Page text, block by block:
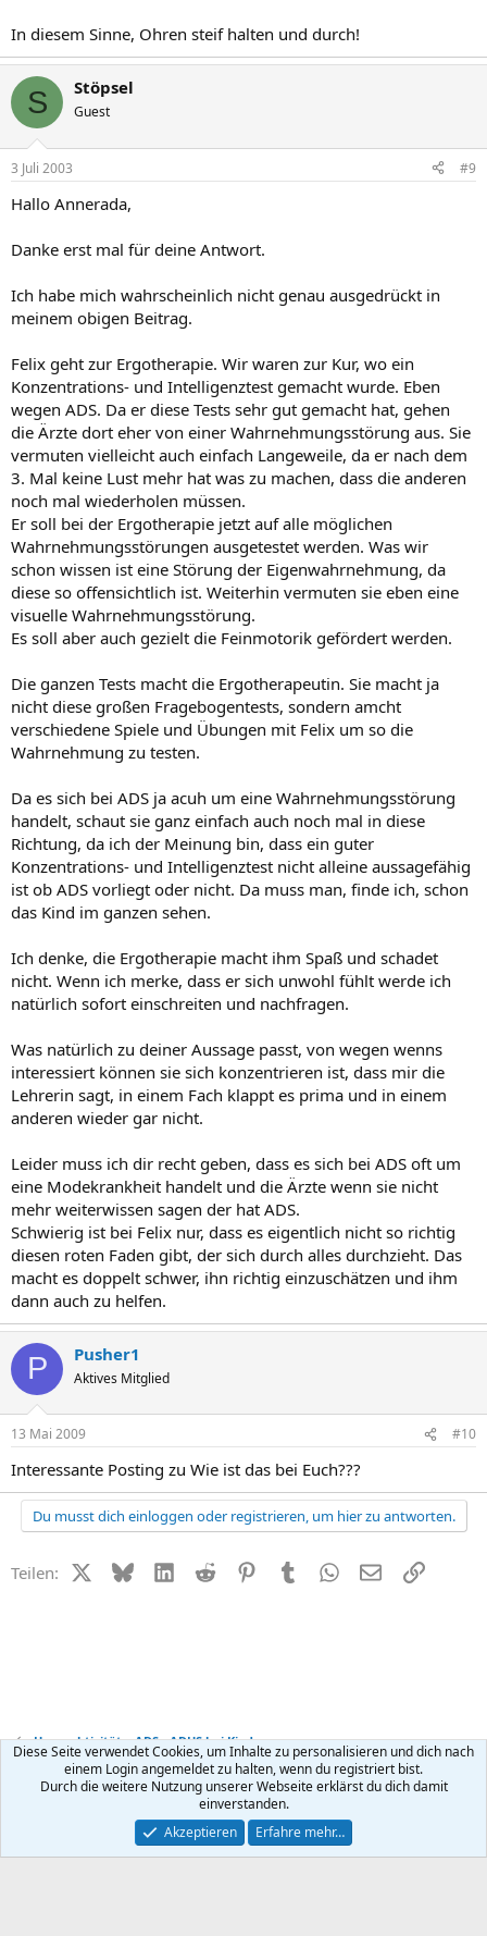
In diesem Sinne, Ohren steif halten und durch!
S Stöpsel
Guest
3 Juli 2003 #9
Hallo Annerada,
Danke erst mal für deine Antwort.
Ich habe mich wahrscheinlich nicht genau ausgedrückt in
meinem obigen Beitrag.
Felix geht zur Ergotherapie. Wir waren zur Kur, wo ein
Konzentrations- und Intelligenztest gemacht wurde. Eben
wegen ADS. Da er diese Tests sehr gut gemacht hat, gehen
die Ärzte dort eher von einer Wahrnehmungsstörung aus. Sie
vermuten vielleicht auch einfach Langeweile, da er nach dem
3. Mal keine Lust mehr hat was zu machen, dass die anderen
noch mal wiederholen müssen.
Er soll bei der Ergotherapie jetzt auf alle möglichen
Wahrnehmungsstörungen ausgetestet werden. Was wir
schon wissen ist eine Störung der Eigenwahrnehmung, da
diese so offensichtlich ist. Weiterhin vermuten sie eben eine
visuelle Wahrnehmungsstörung.
Es soll aber auch gezielt die Feinmotorik gefördert werden.
Die ganzen Tests macht die Ergotherapeutin. Sie macht ja
nicht diese großen Fragebogentests, sondern amcht
verschiedene Spiele und Übungen mit Felix um so die
Wahrnehmung zu testen.
Da es sich bei ADS ja acuh um eine Wahrnehmungsstörung
handelt, schaut sie ganz einfach auch noch mal in diese
Richtung, da ich der Meinung bin, dass ein guter
Konzentrations- und Intelligenztest nicht alleine aussagefähig
ist ob ADS vorliegt oder nicht. Da muss man, finde ich, schon
das Kind im ganzen sehen.
Ich denke, die Ergotherapie macht ihm Spaß und schadet
nicht. Wenn ich merke, dass er sich unwohl fühlt werde ich
natürlich sofort einschreiten und nachfragen.
Was natürlich zu deiner Aussage passt, von wegen wenns
interessiert können sie sich konzentrieren ist, dass mir die
Lehrerin sagt, in einem Fach klappt es prima und in einem
anderen wieder gar nicht.
Leider muss ich dir recht geben, dass es sich bei ADS oft um
eine Modekrankheit handelt und die Ärzte wenn sie nicht
mehr weiterwissen sagen der hat ADS.
Schwierig ist bei Felix nur, dass es eigentlich nicht so richtig
diesen roten Faden gibt, der sich durch alles durchzieht. Das
macht es doppelt schwer, ihn richtig einzuschätzen und ihm
dann auch zu helfen.
P Pusher1
Aktives Mitglied
13 Mai 2009 #10
Interessante Posting zu Wie ist das bei Euch???
Du musst dich einloggen oder registrieren, um hier zu antworten.
Teilen: X (Twitter)
BlueskyLinkedIn
Reddit PinterestTumblr WhatsApp
E-MailLink
Hyperaktivität + ADS - ADHS bei Kindern
Kontakt Nutzungsbedingungen Datenschutz Hilfe
R
Community platform by XenForo ® © 2010-2026 XenForo Ltd.
Diese Seite verwendet Cookies, um Inhalte zu personalisieren und dich nach
einem Login angemeldet zu halten, wenn du registriert bist.
Durch die weitere Nutzung unserer Webseite erklärst du dich damit
einverstanden.
Akzeptieren
Erfahre mehr…